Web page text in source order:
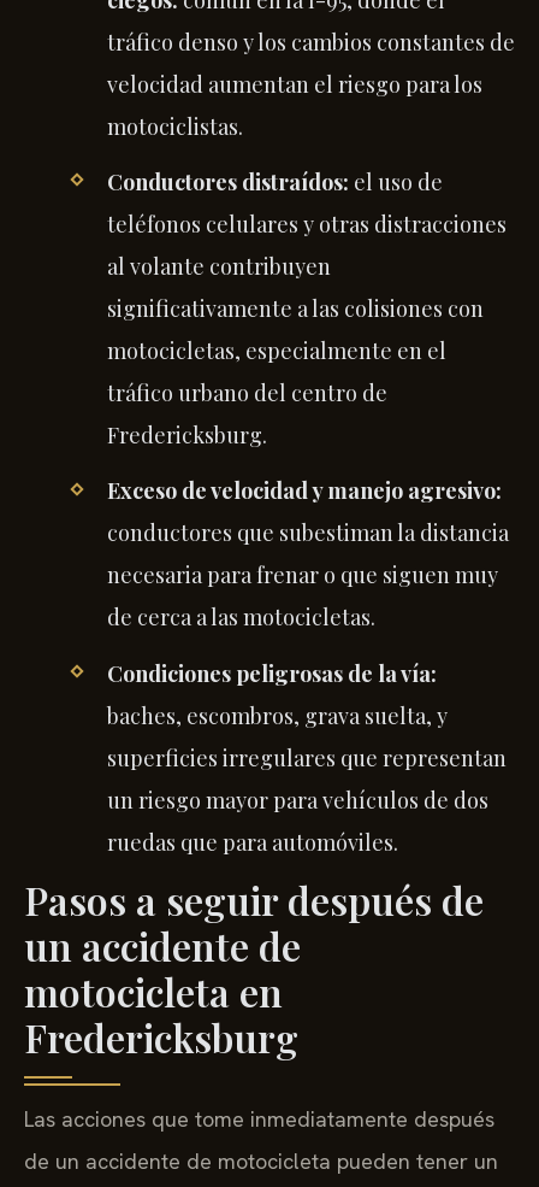
tráfico denso y los cambios constantes de
velocidad aumentan el riesgo para los
motociclistas.
Conductores distraídos: el uso de
teléfonos celulares y otras distracciones
al volante contribuyen
significativamente a las colisiones con
motocicletas, especialmente en el
tráfico urbano del centro de
Fredericksburg.
Exceso de velocidad y manejo agresivo:
conductores que subestiman la distancia
necesaria para frenar o que siguen muy
de cerca a las motocicletas.
Condiciones peligrosas de la vía:
baches, escombros, grava suelta, y
superficies irregulares que representan
un riesgo mayor para vehículos de dos
ruedas que para automóviles.
Pasos a seguir después de
un accidente de
motocicleta en
Fredericksburg
Las acciones que tome inmediatamente después
de un accidente de motocicleta pueden tener un